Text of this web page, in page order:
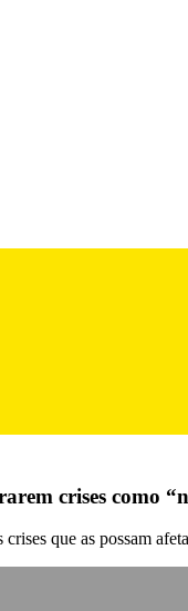
crises como
que as possam